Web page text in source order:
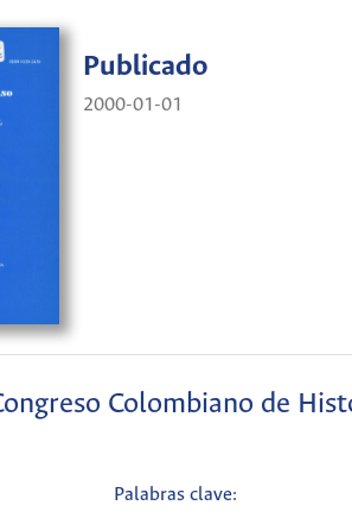
Publicado
2000-01-01
Colombiano de
Palabras clave: